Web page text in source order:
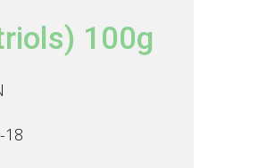
100g
18